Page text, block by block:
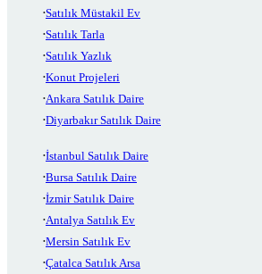
Satılık Müstakil Ev
Satılık Tarla
Satılık Yazlık
Konut Projeleri
Ankara Satılık Daire
Diyarbakır Satılık Daire
İstanbul Satılık Daire
Bursa Satılık Daire
İzmir Satılık Daire
Antalya Satılık Ev
Mersin Satılık Ev
Çatalca Satılık Arsa